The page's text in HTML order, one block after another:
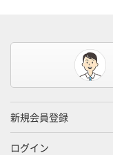
新規会員登録
ログイン